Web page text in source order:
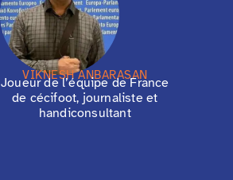
VIKNESH ANBARASAN
Joueur de l’équipe de France
de cécifoot, journaliste et
handiconsultant